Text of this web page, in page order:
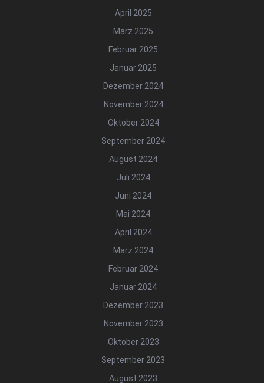
April 2025
März 2025
Februar 2025
Januar 2025
Dezember 2024
November 2024
Oktober 2024
September 2024
August 2024
Juli 2024
Juni 2024
Mai 2024
April 2024
März 2024
Februar 2024
Januar 2024
Dezember 2023
November 2023
Oktober 2023
September 2023
August 2023